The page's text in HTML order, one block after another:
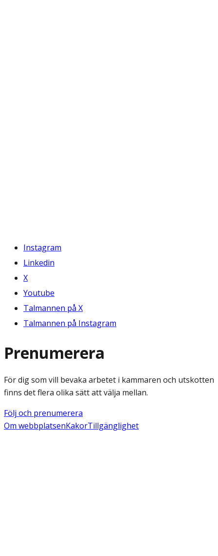
Instagram
Linkedin
X
Youtube
Talmannen på X
Talmannen på Instagram
Prenumerera
För dig som vill bevaka arbetet i kammaren och utskotten
finns det flera olika sätt att välja mellan.
Följ och prenumerera
Om webbplatsenKakorTillgänglighet